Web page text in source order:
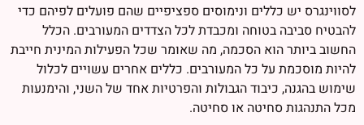
לסווינגרס יש כללים ונימוסים ספציפיים שהם פועלים לפיהם כדי
להבטיח סביבה בטוחה ומכבדת לכל הצדדים המעורבים. הכלל
החשוב ביותר הוא הסכמה, מה שאומר שכל הפעילות המינית חייבת
להיות מוסכמת על כל המעורבים. כללים אחרים עשויים לכלול
שימוש בהגנה, כיבוד הגבולות והפרטיות אחד של השני, והימנעות
מכל התנהגות סחיטה או סחיטה.